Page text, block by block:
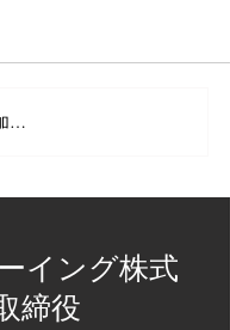
…
イング株式
締役